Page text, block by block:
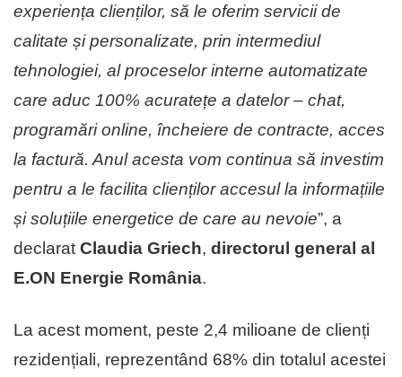
experiența clienților, să le oferim servicii de
calitate și personalizate, prin intermediul
tehnologiei, al proceselor interne automatizate
care aduc 100% acuratețe a datelor – chat,
programări online, încheiere de contracte, acces
la factură. Anul acesta vom continua să investim
pentru a le facilita clienților accesul la informațiile
și soluțiile energetice de care au nevoie”, a
declarat Claudia Griech, directorul general al
E.ON Energie România.
La acest moment, peste 2,4 milioane de clienți
rezidențiali, reprezentând 68% din totalul acestei